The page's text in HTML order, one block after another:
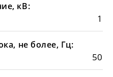
кВ:
1
не более, Гц:
50